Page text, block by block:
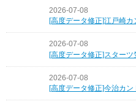
2026-07-08
[高度データ修正]江戸崎
2026-07-08
[高度データ修正]スター
2026-07-08
[高度データ修正]今治カ